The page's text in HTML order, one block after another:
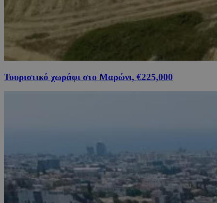
Τουριστικό χωράφι στο Μαρώνι, €225,000